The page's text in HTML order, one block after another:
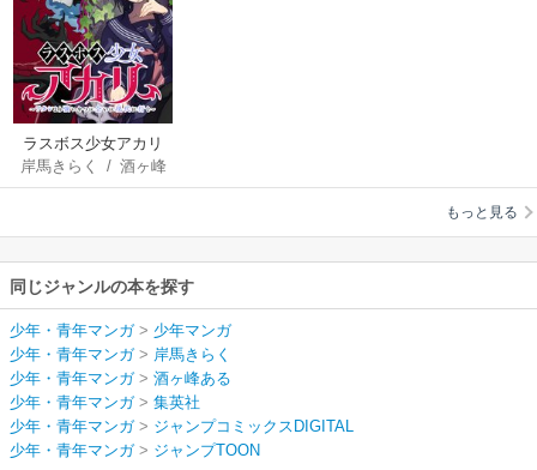
ラスボス少女アカリ
～ワタシより強いや
つに会いに現代に行
岸馬きらく / 酒ヶ峰
ある
もっと見る
同じジャンルの本を探す
少年・青年マンガ> 少年マンガ
少年・青年マンガ> 岸馬きらく
少年・青年マンガ> 酒ヶ峰ある
少年・青年マンガ> 集英社
少年・青年マンガ> ジャンプコミックスDIGITAL
少年・青年マンガ> ジャンプTOON